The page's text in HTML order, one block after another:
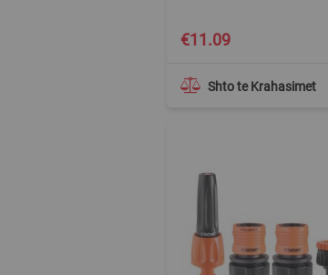
Shto te Krahasimet
€11.09